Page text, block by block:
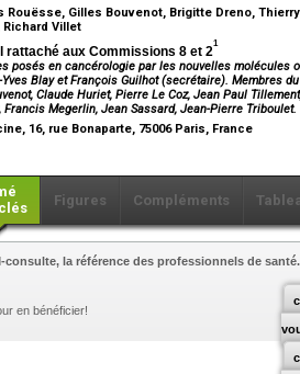
Rouësse, Gilles Bouvenot, Brigitte Dreno,
Richard Villet
rattaché aux Commissions 8 et 2
1
posés en cancérologie par les nouvelles molécules
Blay et François Guilhot (secrétaire). Membres
Claude Huriet, Pierre Le Coz, Jean Paul
Megerlin, Jean Sassard, Jean-Pierre Triboulet.
16, rue Bonaparte, 75006 Paris, France
Figures Compléments
consulte, la référence des professionnels de santé.
en bénéficier!